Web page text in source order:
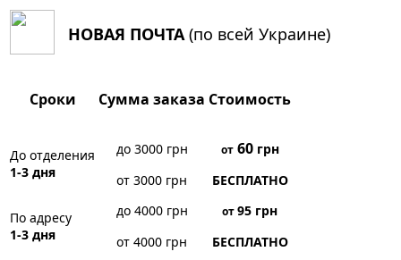
НОВАЯ ПОЧТА (по всей Украине)
Сроки Сумма заказа Стоимость
До отделения
1-3 дня
до 3000 грн от60грн
от 3000 грн
БЕСПЛАТНО
По адресу
1-3 дня
до 4000 грн от95 грн
от 4000 грн
БЕСПЛАТНО